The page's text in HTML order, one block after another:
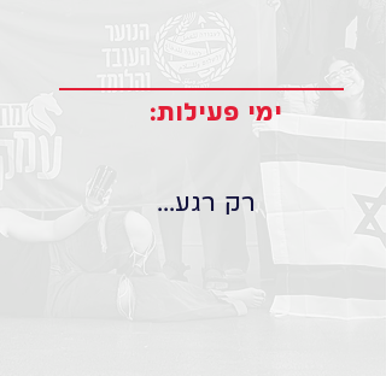
ימי פעילות:
רק רגע...